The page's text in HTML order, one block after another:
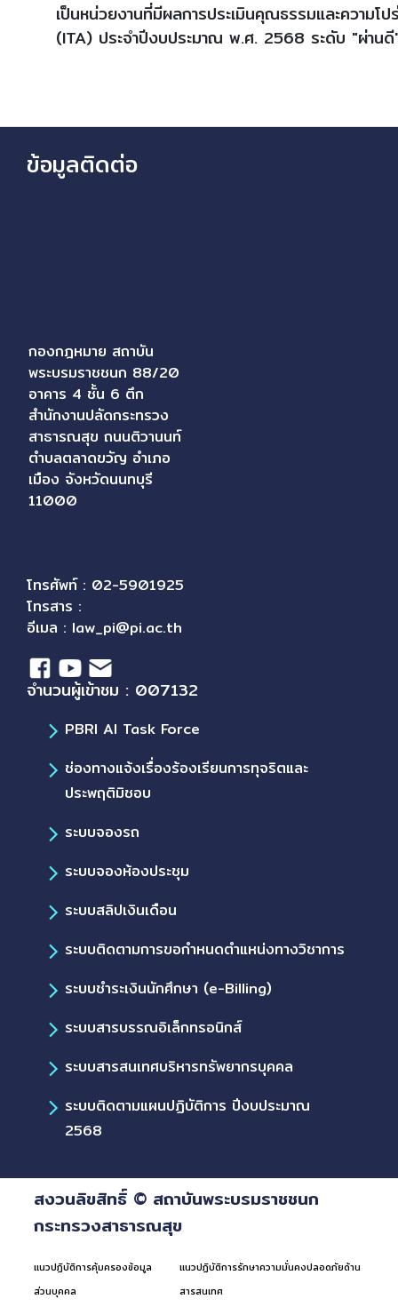
เป็นหน่วยงานที่มีผลการประเมินคุณธรรมและความโป
(ITA) ประจำปีงบประมาณ พ.ศ. 2568 ระดับ "ผ่าน
ข้อมูลติดต่อ
กองกฎหมาย สถาบัน
พระบรมราชชนก 88/20
อาคาร 4 ชั้น 6 ตึก
สำนักงานปลัดกระทรวง
สาธารณสุข ถนนติวานนท์
ตำบลตลาดขวัญ อำเภอ
เมือง จังหวัดนนทบุรี
11000
โทรศัพท์ : 02-5901925
โทรสาร :
อีเมล : law_pi@pi.ac.th
จำนวนผู้เข้าชม : 007132
PBRI AI Task Force
ช่องทางแจ้งเรื่องร้องเรียนการทุจริตและ
ประพฤติมิชอบ
ระบบจองรถ
ระบบจองห้องประชุม
ระบบสลิปเงินเดือน
ระบบติดตามการขอกำหนดตำแหน่งทางวิชาการ
ระบบชำระเงินนักศึกษา (e-Billing)
ระบบสารบรรณอิเล็กทรอนิกส์
ระบบสารสนเทศบริหารทรัพยากรบุคคล
ระบบติดตามแผนปฏิบัติการ ปีงบประมาณ
2568
สงวนลิขสิทธิ์ © สถาบันพระบรมราชชนก
กระทรวงสาธารณสุข
แนวปฏิบัติการคุ้มครองข้อมูล
ส่วนบุคคล
แนวปฏิบัติการรักษาความมั่นคงปลอดภัยด้าน
สารสนเทศ